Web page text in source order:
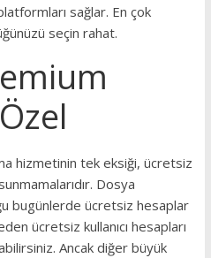
sağlar. En çok
seçin rahat.
hizmetinin tek eksiği, ücretsiz
Dosya
bugünlerde ücretsiz hesaplar
ücretsiz kullanıcı hesapları
Ancak diğer büyük